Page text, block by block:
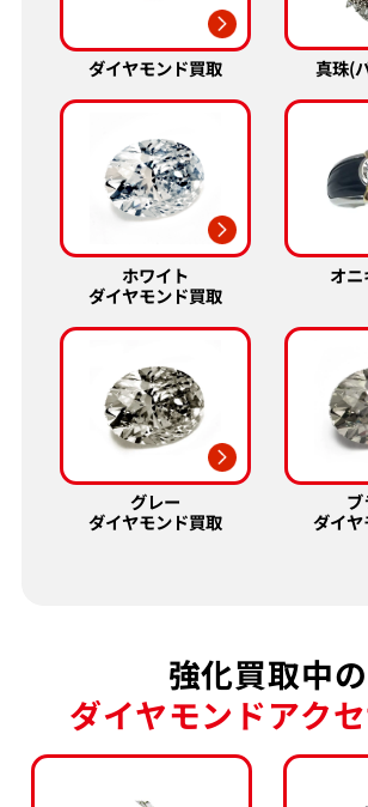
ミキモト K18 ダイヤモンド リング
参考買取価格
2026年1月10日時点
ダイヤモンド買取 真珠(
ホワイト
ダイヤモンド買取
オ
グレー
ダイヤモンド買取
ダイ
強化買取中の
ダイヤモンドアク